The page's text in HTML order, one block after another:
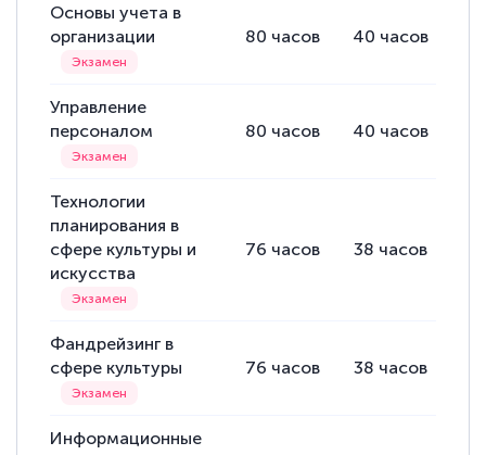
Основы учета в
организации
80 часов 40 часов
Управление
персоналом
80 часов 40 часов
Технологии
планирования в
сфере культуры и
искусства
76 часов 38 часов
Фандрейзинг в
сфере культуры
76 часов 38 часов
Информационные